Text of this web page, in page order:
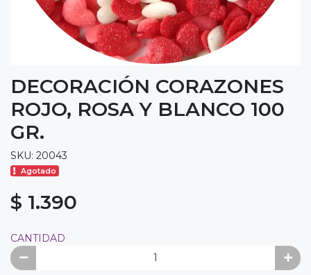
DECORACIÓN CORAZONES
ROJO, ROSA Y BLANCO 100
GR.
SKU: 20043
Agotado
$ 1.390
CANTIDAD